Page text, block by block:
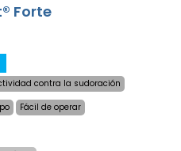
Forte
contra la sudoración
Fácil de operar